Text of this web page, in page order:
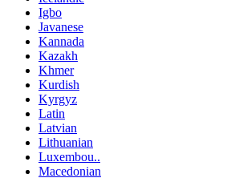
Igbo
Javanese
Kannada
Kazakh
Khmer
Kurdish
Kyrgyz
Latin
Latvian
Lithuanian
Luxembou..
Macedonian